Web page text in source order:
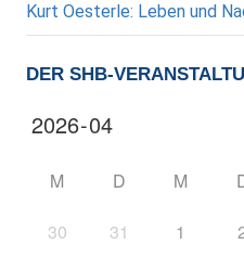
Kurt Oesterle: Leben und
DER SHB-
M D M
30 31 1